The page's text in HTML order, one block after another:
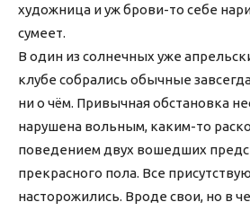
художница и уж брови-то себе
сумеет.
В один из солнечных уже
клубе собрались обычные
ни о чём. Привычная обстановка
нарушена вольным, каким-то
поведением двух вошедших
прекрасного пола. Все
насторожились. Вроде свои, но в